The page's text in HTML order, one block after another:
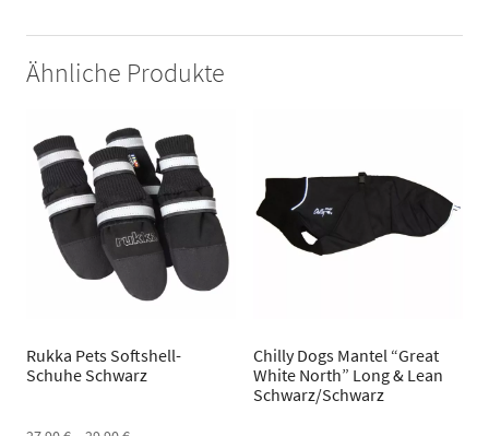
Ähnliche Produkte
Rukka Pets Softshell-
Schuhe Schwarz
Chilly Dogs Mantel “Great
White North” Long & Lean
Schwarz/Schwarz